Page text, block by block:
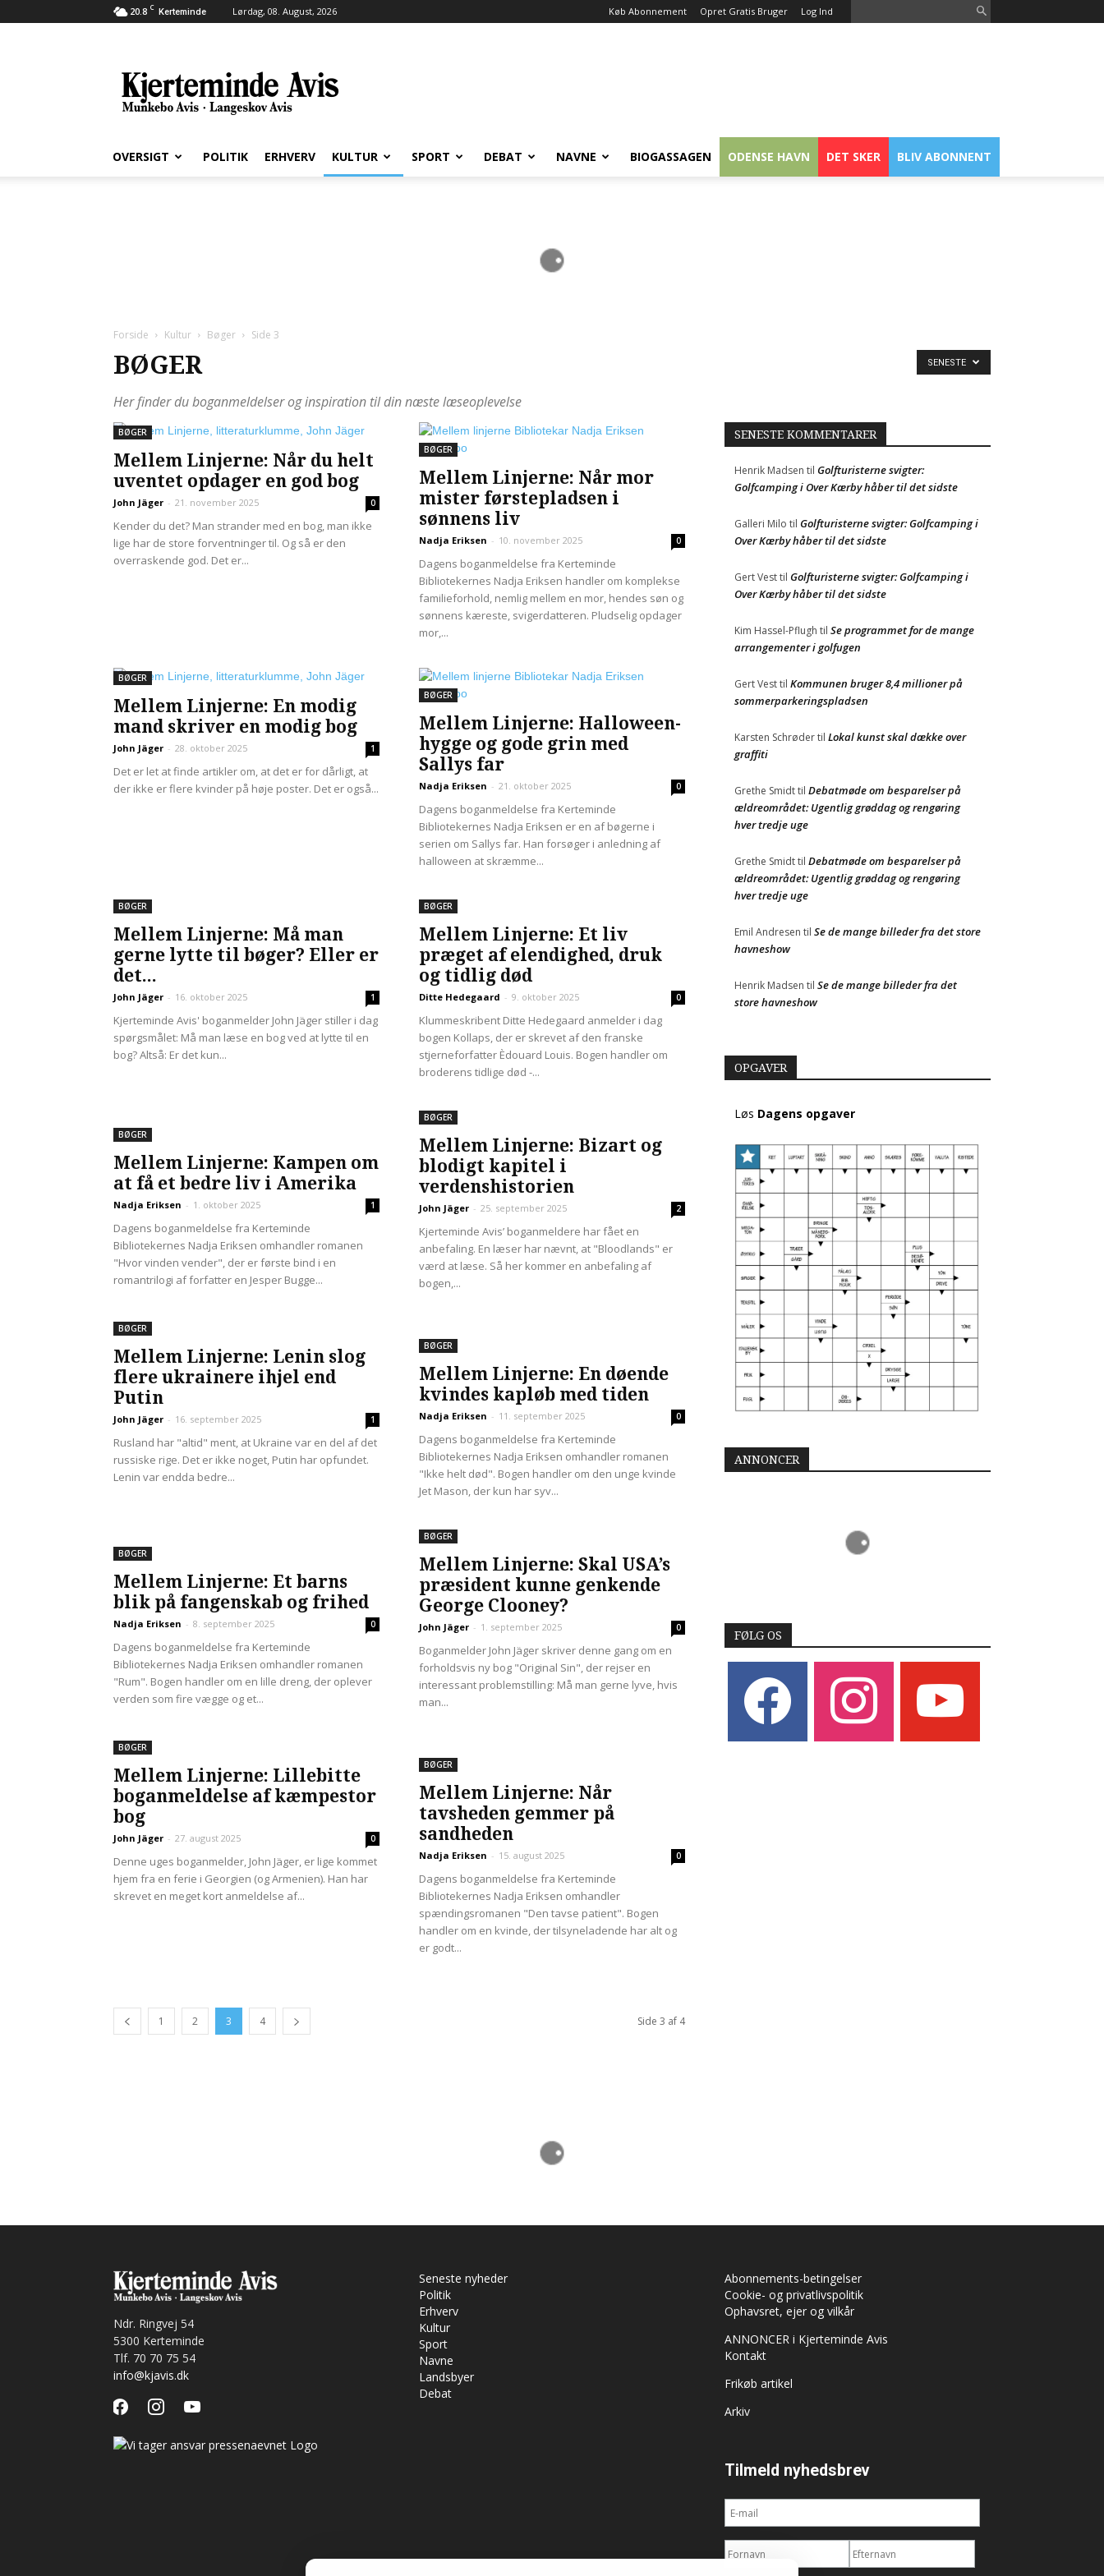
20.8 C Kerteminde Lørdag, 08. August, 2026 Køb Abonnement Opret Gratis Bruger Log Ind
Avis
OVERSIGT POLITIK ERHVERV KULTUR SPORT DEBAT NAVNE BIOGASSAGEN ODENSE HAVN DET SKER BLIV ABONNENT
Forside Kultur Bøger Side 3
BØGER
Her finder du boganmeldelser og inspiration til din næste læseoplevelse
SENESTE
BØGER
Mellem Linjerne: Når du helt
uventet opdager en god bog
John Jäger - 21. november 2025 0
Kender du det? Man strander med en bog, man ikke
lige har de store forventninger til. Og så er den
overraskende god. Det er...
BØGER
Mellem Linjerne: Når mor
mister førstepladsen i
sønnens liv
Nadja Eriksen - 10. november 2025 0
Dagens boganmeldelse fra Kerteminde
Bibliotekernes Nadja Eriksen handler om komplekse
familieforhold, nemlig mellem en mor, hendes søn og
sønnens kæreste, svigerdatteren. Pludselig opdager
mor,...
BØGER
Mellem Linjerne: En modig
mand skriver en modig bog
John Jäger - 28. oktober 2025 1
Det er let at finde artikler om, at det er for dårligt, at
der ikke er flere kvinder på høje poster. Det er også...
BØGER
Mellem Linjerne: Halloween-
hygge og gode grin med
Sallys far
Nadja Eriksen - 21. oktober 2025 0
Dagens boganmeldelse fra Kerteminde
Bibliotekernes Nadja Eriksen er en af bøgerne i
serien om Sallys far. Han forsøger i anledning af
halloween at skræmme...
BØGER
Mellem Linjerne: Må man
gerne lytte til bøger? Eller er
det...
John Jäger - 16. oktober 2025 1
Kjerteminde Avis' boganmelder John Jäger stiller i dag
spørgsmålet: Må man læse en bog ved at lytte til en
bog? Altså: Er det kun...
BØGER
Mellem Linjerne: Et liv
præget af elendighed, druk
og tidlig død
Ditte Hedegaard - 9. oktober 2025 0
Klummeskribent Ditte Hedegaard anmelder i dag
bogen Kollaps, der er skrevet af den franske
stjerneforfatter Èdouard Louis. Bogen handler om
broderens tidlige død -...
BØGER
Mellem Linjerne: Kampen om
at få et bedre liv i Amerika
Nadja Eriksen - 1. oktober 2025 1
Dagens boganmeldelse fra Kerteminde
Bibliotekernes Nadja Eriksen omhandler romanen
"Hvor vinden vender", der er første bind i en
romantrilogi af forfatter en Jesper Bugge...
BØGER
Mellem Linjerne: Bizart og
blodigt kapitel i
verdenshistorien
John Jäger - 25. september 2025 2
Kjerteminde Avis’ boganmeldere har fået en
anbefaling. En læser har nævnt, at "Bloodlands" er
værd at læse. Så her kommer en anbefaling af
bogen,...
BØGER
Mellem Linjerne: Lenin slog
flere ukrainere ihjel end
Putin
John Jäger - 16. september 2025 1
Rusland har "altid" ment, at Ukraine var en del af det
russiske rige. Det er ikke noget, Putin har opfundet.
Lenin var endda bedre...
BØGER
Mellem Linjerne: En døende
kvindes kapløb med tiden
Nadja Eriksen - 11. september 2025 0
Dagens boganmeldelse fra Kerteminde
Bibliotekernes Nadja Eriksen omhandler romanen
"Ikke helt død". Bogen handler om den unge kvinde
Jet Mason, der kun har syv...
BØGER
Mellem Linjerne: Et barns
blik på fangenskab og frihed
Nadja Eriksen - 8. september 2025 0
Dagens boganmeldelse fra Kerteminde
Bibliotekernes Nadja Eriksen omhandler romanen
"Rum". Bogen handler om en lille dreng, der oplever
verden som fire vægge og et...
BØGER
Mellem Linjerne: Skal USA’s
præsident kunne genkende
George Clooney?
John Jäger - 1. september 2025 0
Boganmelder John Jäger skriver denne gang om en
forholdsvis ny bog "Original Sin", der rejser en
interessant problemstilling: Må man gerne lyve, hvis
man...
BØGER
Mellem Linjerne: Lillebitte
boganmeldelse af kæmpestor
bog
John Jäger - 27. august 2025 0
Denne uges boganmelder, John Jäger, er lige kommet
hjem fra en ferie i Georgien (og Armenien). Han har
skrevet en meget kort anmeldelse af...
BØGER
Mellem Linjerne: Når
tavsheden gemmer på
sandheden
Nadja Eriksen - 15. august 2025 0
Dagens boganmeldelse fra Kerteminde
Bibliotekernes Nadja Eriksen omhandler
spændingsromanen "Den tavse patient". Bogen
handler om en kvinde, der tilsyneladende har alt og
er godt...
1 2 3 4 Side 3 af 4
SENESTE KOMMENTARER
Henrik Madsen til Golfturisterne svigter:
Golfcamping i Over Kærby håber til det sidste
Galleri Milo til Golfturisterne svigter: Golfcamping i
Over Kærby håber til det sidste
Gert Vesttil Golfturisterne svigter: Golfcamping i
Over Kærby håber til det sidste
Kim Hassel-Pflugh til Se programmet for de mange
arrangementer i golfugen
Gert Vesttil Kommunen bruger 8,4 millioner på
sommerparkeringspladsen
Karsten Schrødertil Lokal kunst skal dække over
graffiti
Grethe Smidttil Debatmøde om besparelser på
ældreområdet: Ugentlig grøddag og rengøring
hver tredje uge
Grethe Smidttil Debatmøde om besparelser på
ældreområdet: Ugentlig grøddag og rengøring
hver tredje uge
Emil Andresen til Se de mange billeder fra det store
havneshow
Henrik Madsen til Se de mange billeder fra det
store havneshow
OPGAVER
Løs Dagens opgaver
ANNONCER
FØLG OS
instagram
Ndr. Ringvej 54
5300 Kerteminde
Tlf. 70 70 75 54
info@kjavis.dk
facebookinstagramyoutube
Seneste nyheder
Politik
Erhverv
Kultur
Sport
Navne
Landsbyer
Debat
Abonnements-betingelser
Cookie- og privatlivspolitik
Ophavsret, ejer og vilkår
ANNONCER i Kjerteminde Avis
Kontakt
Frikøb artikel
Arkiv
Tilmeld nyhedsbrev